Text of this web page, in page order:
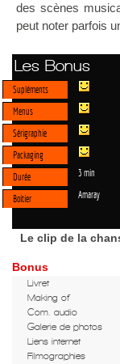
des scènes
peut noter parfois
Les Bonus
Supléments
Menus
Sérigraphie
Packaging
Durée
3 min
Boitier Amaray
Le clip de la
Bonus
Livret
Making of
Com. audio
Galerie de photos
Liens internet
Filmographies